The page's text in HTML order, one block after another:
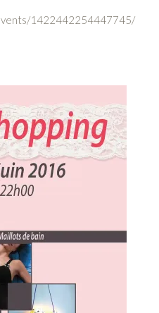
1422442254447745/